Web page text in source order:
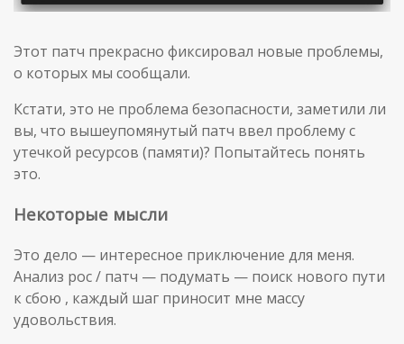
Этот патч прекрасно фиксировал новые проблемы,
о которых мы сообщали.
Кстати, это не проблема безопасности, заметили ли
вы, что вышеупомянутый патч ввел проблему с
утечкой ресурсов (памяти)? Попытайтесь понять
это.
Некоторые мысли
Это дело — интересное приключение для меня.
Анализ poc / патч — подумать — поиск нового пути
к сбою , каждый шаг приносит мне массу
удовольствия.